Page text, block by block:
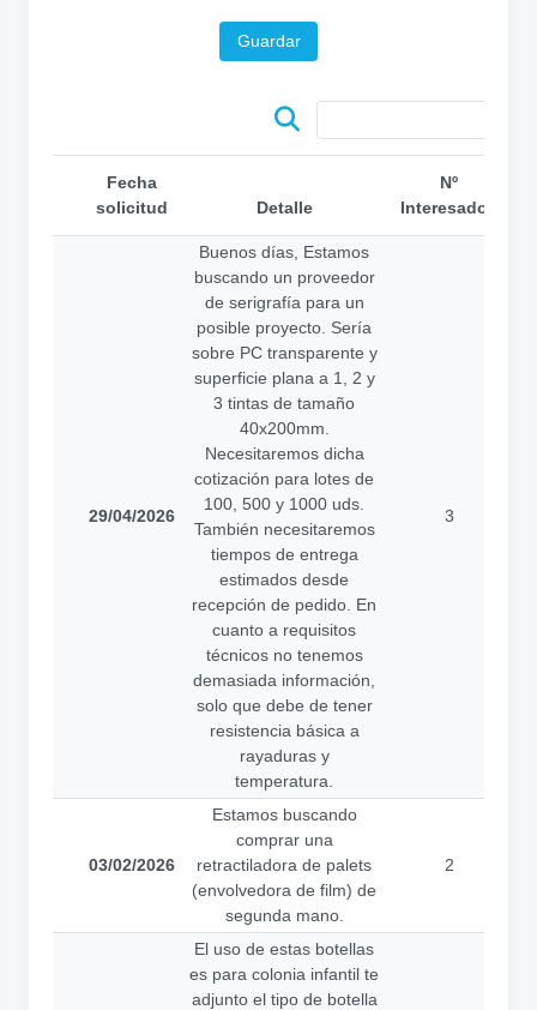
Guardar
Fecha
solicitud
Detalle
Nº
Interesados
29/04/2026
Buenos días, Estamos
buscando un proveedor
de serigrafía para un
posible proyecto. Sería
sobre PC transparente y
superficie plana a 1, 2 y
3 tintas de tamaño
40x200mm.
Necesitaremos dicha
cotización para lotes de
100, 500 y 1000 uds.
También necesitaremos
tiempos de entrega
estimados desde
recepción de pedido. En
cuanto a requisitos
técnicos no tenemos
demasiada información,
solo que debe de tener
resistencia básica a
rayaduras y
temperatura.
3
03/02/2026
Estamos buscando
comprar una
retractiladora de palets
(envolvedora de film) de
segunda mano.
2
El uso de estas botellas
es para colonia infantil te
adjunto el tipo de botella